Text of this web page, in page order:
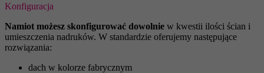
Konfiguracja
Namiot możesz skonfigurować dowolnie w kwestii ilości ścian i
umieszczenia nadruków. W standardzie oferujemy następujące
rozwiązania:
dach w kolorze fabrycznym